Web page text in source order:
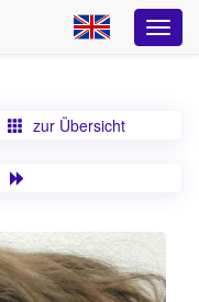
zur Übersicht